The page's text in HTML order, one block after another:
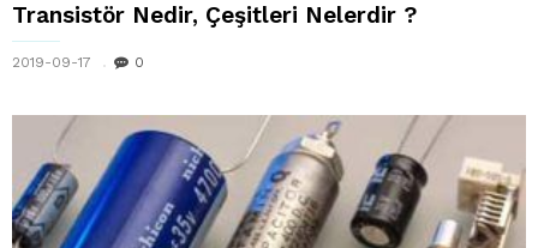
Transistör Nedir, Çeşitleri Nelerdir ?
2019-09-17 0